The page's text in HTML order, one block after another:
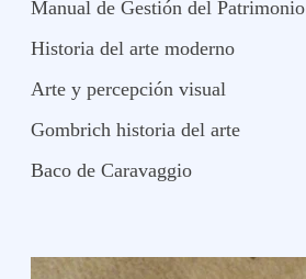
Manual de Gestión del Patrimonio
Historia del arte moderno
Arte y percepción visual
Gombrich historia del arte
Baco de Caravaggio